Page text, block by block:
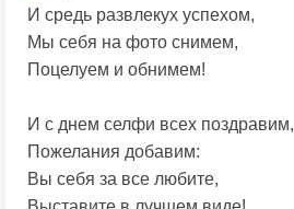
И средь развлекух успехом,
Мы себя на фото снимем,
Поцелуем и обнимем!
И с днем селфи всех поздравим,
Пожелания добавим:
Вы себя за все любите,